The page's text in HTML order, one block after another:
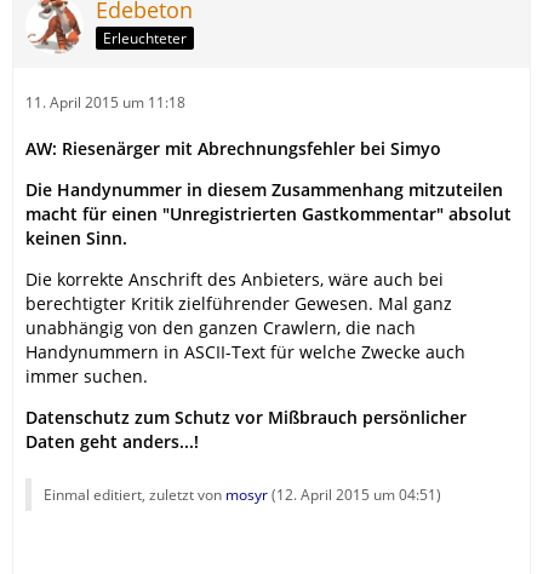
Edebeton
Erleuchteter
11. April 2015 um 11:18
AW: Riesenärger mit Abrechnungsfehler bei Simyo
Die Handynummer in diesem Zusammenhang mitzuteilen
macht für einen "Unregistrierten Gastkommentar" absolut
keinen Sinn.
Die korrekte Anschrift des Anbieters, wäre auch bei
berechtigter Kritik zielführender Gewesen. Mal ganz
unabhängig von den ganzen Crawlern, die nach
Handynummern in ASCII-Text für welche Zwecke auch
immer suchen.
Datenschutz zum Schutz vor Mißbrauch persönlicher
Daten geht anders...!
Einmal editiert, zuletzt von mosyr(12. April 2015 um 04:51)